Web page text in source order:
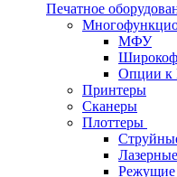
Печатное
МФУ
Опции
Принтеры
Сканеры
Плоттеры
Режущие